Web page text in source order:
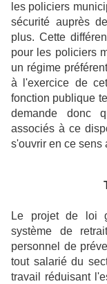
les policiers
sécurité auprès
plus. Cette
pour les policiers
un régime
à l'exercice de
fonction publique
demande donc
associés à ce
s'ouvrir en ce sens
Le projet de loi
système de
personnel de
tout salarié du
travail réduisant